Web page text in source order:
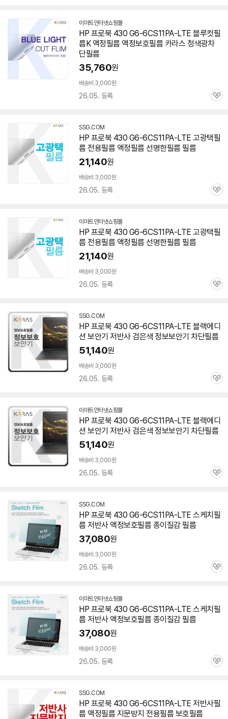
이마트인터넷쇼핑몰
HP 프로북 430 G6-6CS11PA-LTE 블루컷필
름K 액정필름 액정보호필름 카라스 청색광차
단필름
35,760원
배송비 3,000원
26.05. 등록
관
SSG.COM
HP 프로북 430 G6-6CS11PA-LTE 고광택필
름 전용필름 액정필름 선명한필름 필름
21,140원
배송비 3,000원
26.05. 등록
관
이마트인터넷쇼핑몰
HP 프로북 430 G6-6CS11PA-LTE 고광택필
름 전용필름 액정필름 선명한필름 필름
21,140원
배송비 3,000원
26.05. 등록
관
SSG.COM
HP 프로북 430 G6-6CS11PA-LTE 블랙에디
션 보안기 저반사 검은색 정보보안기 차단필름
51,140원
배송비 3,000원
26.05. 등록
관
이마트인터넷쇼핑몰
HP 프로북 430 G6-6CS11PA-LTE 블랙에디
션 보안기 저반사 검은색 정보보안기 차단필름
51,140원
배송비 3,000원
26.05. 등록
관
SSG.COM
HP 프로북 430 G6-6CS11PA-LTE 스케치필
름 저반사 액정보호필름 종이질감 필름
37,080원
배송비 3,000원
26.05. 등록
관
이마트인터넷쇼핑몰
HP 프로북 430 G6-6CS11PA-LTE 스케치필
름 저반사 액정보호필름 종이질감 필름
37,080원
배송비 3,000원
26.05. 등록
관
SSG.COM
HP 프로북 430 G6-6CS11PA-LTE 저반사필
름 액정필름 지문방지 전용필름 보호필름